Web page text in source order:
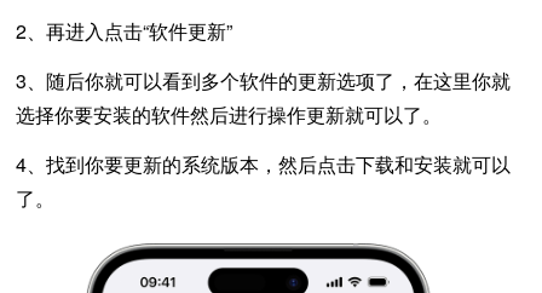
2、再进入点击“软件更新”
3、随后你就可以看到多个软件的更新选项了，在这里你就
选择你要安装的软件然后进行操作更新就可以了。
4、找到你要更新的系统版本，然后点击下载和安装就可以
了。